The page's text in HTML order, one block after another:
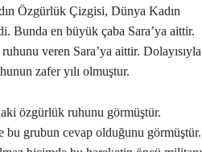
Özgürlük Çizgisi, Dünya Kadın
Bunda en büyük çaba Sara’ya aittir.
veren Sara’ya aittir. Dolayısıyla
zafer yılı olmuştur.
özgürlük ruhunu görmüştür.
grubun cevap olduğunu görmüştür.